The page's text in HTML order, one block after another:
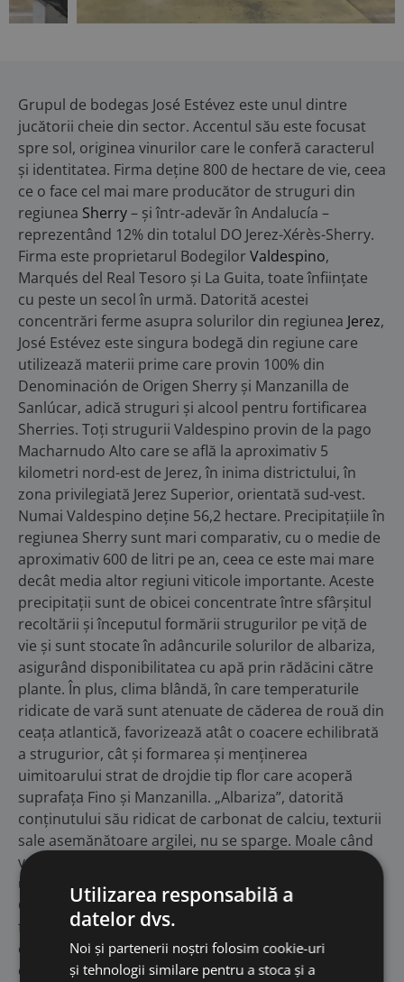
Grupul de bodegas José Estévez este unul dintre
jucătorii cheie din sector. Accentul său este focusat
spre sol, originea vinurilor care le conferă caracterul
și identitatea. Firma deține 800 de hectare de vie, ceea
ce o face cel mai mare producător de struguri din
regiunea Sherry– și într-adevăr în Andalucía –
reprezentând 12% din totalul DO Jerez-Xérès-Sherry.
Firma este proprietarul Bodegilor Valdespino,
Marqués del Real Tesoro și La Guita, toate înființate
cu peste un secol în urmă. Datorită acestei
concentrări ferme asupra solurilor din regiunea Jerez,
José Estévez este singura bodegă din regiune care
utilizează materii prime care provin 100% din
Denominación de Origen Sherry și Manzanilla de
Sanlúcar, adică struguri și alcool pentru fortificarea
Sherries. Toți strugurii Valdespino provin de la pago
Macharnudo Alto care se află la aproximativ 5
kilometri nord-est de Jerez, în inima districtului, în
zona privilegiată Jerez Superior, orientată sud-vest.
Numai Valdespino deține 56,2 hectare. Precipitațiile în
regiunea Sherry sunt mari comparativ, cu o medie de
aproximativ 600 de litri pe an, ceea ce este mai mare
decât media altor regiuni viticole importante. Aceste
precipitații sunt de obicei concentrate între sfârșitul
recoltării și începutul formării strugurilor pe viță de
vie și sunt stocate în adâncurile solurilor de albariza,
asigurând disponibilitatea cu apă prin rădăcini către
plante. În plus, clima blândă, în care temperaturile
ridicate de vară sunt atenuate de căderea de rouă din
ceața atlantică, favorizează atât o coacere echilibrată
a strugurior, cât și formarea și menținerea
uimitoarului strat de drojdie tip flor care acoperă
suprafața Fino și Manzanilla. „Albariza”, datorită
conținutului său ridicat de carbonat de calciu, texturii
sale asemănătoare argilei, nu se sparge. Moale când
vremea este umedă, formează bulgări tari când este
uscat. Când plouă, absoarbe umezeala ca un burete.
Când se usucă din nou la temperaturi ridicate,
formează un capac care restricționează sever
evaporarea apei din sol. Această rezervă de umiditate
contribuie la dezvoltarea rădăcinilor viței de vie care
Utilizarea responsabilă a
datelor dvs.
Noi și partenerii noștri folosim cookie-uri
și tehnologii similare pentru a stoca și a